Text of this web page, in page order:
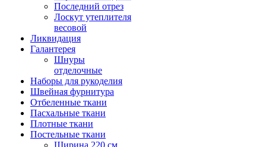
Последний отрез
Лоскут утеплителя
весовой
Ликвидация
Галантерея
Шнуры
отделочные
Наборы для рукоделия
Швейная фурнитура
Отбеленные ткани
Пасхальные ткани
Плотные ткани
Постельные ткани
Ширина 220 см